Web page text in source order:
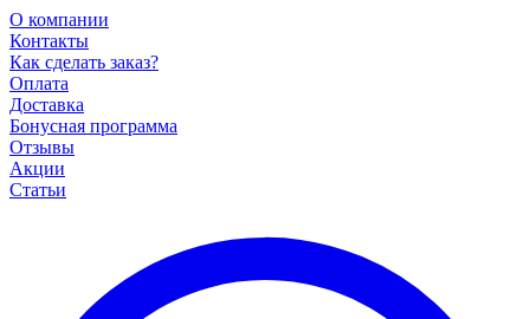
О компании
Контакты
Как сделать заказ?
Оплата
Доставка
Бонусная программа
Отзывы
Акции
Статьи